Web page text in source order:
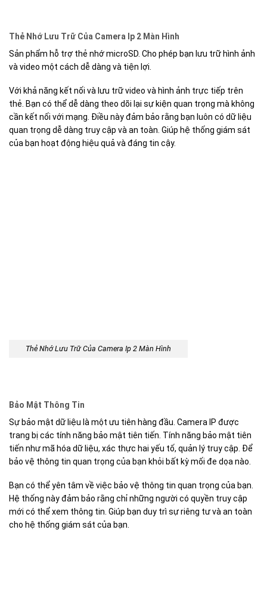
Thẻ Nhớ Lưu Trữ Của Camera Ip 2 Màn Hình
Sản phẩm hỗ trợ thẻ nhớ microSD. Cho phép bạn lưu trữ hình ảnh
và video một cách dễ dàng và tiện lợi.
Với khả năng kết nối và lưu trữ video và hình ảnh trực tiếp trên
thẻ. Bạn có thể dễ dàng theo dõi lại sự kiện quan trọng mà không
cần kết nối với mạng. Điều này đảm bảo rằng bạn luôn có dữ liệu
quan trọng dễ dàng truy cập và an toàn. Giúp hệ thống giám sát
của bạn hoạt động hiệu quả và đáng tin cậy.
Thẻ Nhớ Lưu Trữ Của Camera Ip 2 Màn Hình
Bảo Mật Thông Tin
Sự bảo mật dữ liệu là một ưu tiên hàng đầu. Camera IP được
trang bị các tính năng bảo mật tiên tiến. Tính năng bảo mật tiên
tiến như mã hóa dữ liệu, xác thực hai yếu tố, quản lý truy cập. Để
bảo vệ thông tin quan trọng của bạn khỏi bất kỳ mối đe dọa nào.
Bạn có thể yên tâm về việc bảo vệ thông tin quan trọng của bạn.
Hệ thống này đảm bảo rằng chỉ những người có quyền truy cập
mới có thể xem thông tin. Giúp bạn duy trì sự riêng tư và an toàn
cho hệ thống giám sát của bạn.